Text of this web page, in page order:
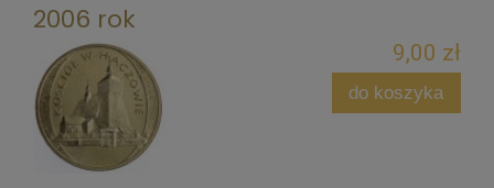
2006 rok
9,00 zł
do koszyka